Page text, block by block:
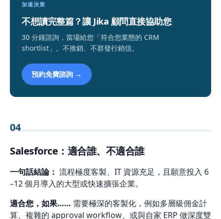
加速決策
不想讀完整篇？讓 Jika 顧問直接協助您
30 分鐘諮詢，當場給您「符合您業態的 CRM
shortlist」。不推銷、不群發行銷信。
預約免費諮詢 →
04
Salesforce：適合誰、不適合誰
一句話結論： 流程極度客製、IT 資源充足，且願意投入 6
–12 個月導入的大型或快速擴張企業。
適合您，如果…… 需要極深的客製化，例如多層級佣金計
算、複雜的 approval workflow、或與自家 ERP 做深度雙